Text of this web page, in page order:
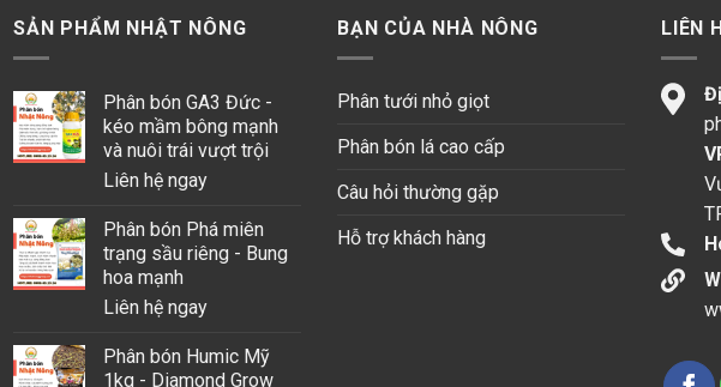
SẢN PHẨM NHẬT NÔNG
Phân bón GA3 Đức -
kéo mầm bông mạnh
và nuôi trái vượt trội
Liên hệ ngay
Phân bón Phá miên
trạng sầu riêng - Bung
hoa mạnh
Liên hệ ngay
Phân bón Humic Mỹ
1kg - Diamond Grow
BẠN CỦA NHÀ NÔNG
Phân tưới nhỏ giọt
Phân bón lá cao cấp
Câu hỏi thường gặp
Hỗ trợ khách hàng
LIÊN